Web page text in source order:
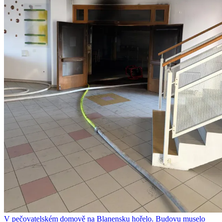
V pečovatelském domově na Blanensku hořelo. Budovu muselo